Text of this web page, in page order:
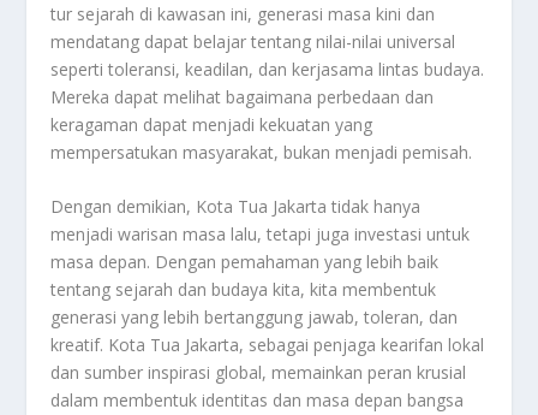
tur sejarah di kawasan ini, generasi masa kini dan
mendatang dapat belajar tentang nilai-nilai universal
seperti toleransi, keadilan, dan kerjasama lintas budaya.
Mereka dapat melihat bagaimana perbedaan dan
keragaman dapat menjadi kekuatan yang
mempersatukan masyarakat, bukan menjadi pemisah.
Dengan demikian, Kota Tua Jakarta tidak hanya
menjadi warisan masa lalu, tetapi juga investasi untuk
masa depan. Dengan pemahaman yang lebih baik
tentang sejarah dan budaya kita, kita membentuk
generasi yang lebih bertanggung jawab, toleran, dan
kreatif. Kota Tua Jakarta, sebagai penjaga kearifan lokal
dan sumber inspirasi global, memainkan peran krusial
dalam membentuk identitas dan masa depan bangsa